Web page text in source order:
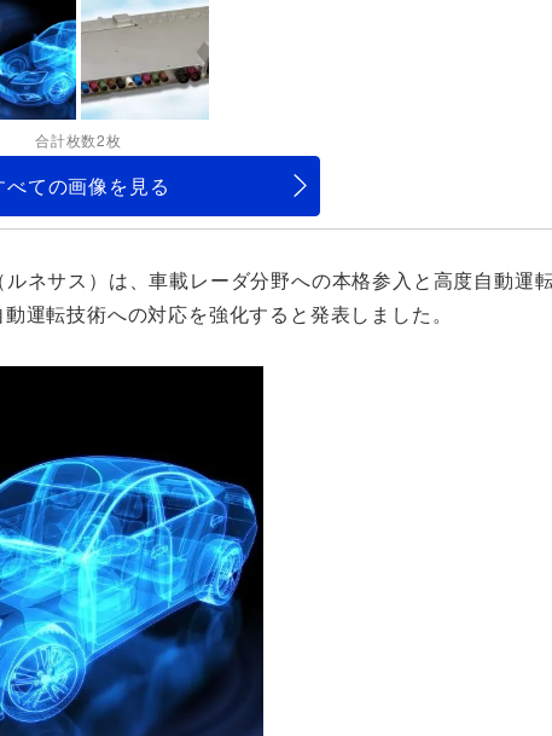
合計枚数2枚
べての画像を見る
ネサス）は、車載レーダ分野への本格参入と高度自動運
運転技術への対応を強化すると発表しました。